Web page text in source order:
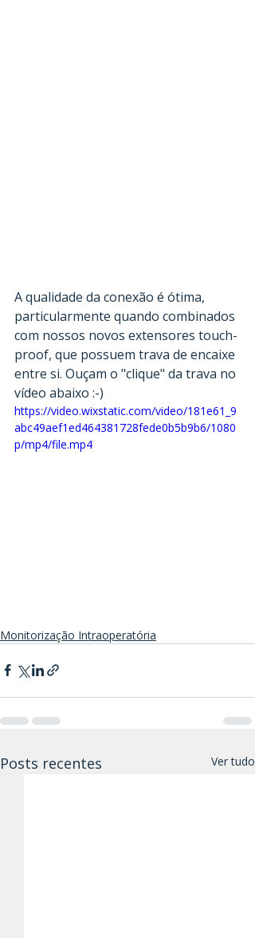
A qualidade da conexão é ótima,
particularmente quando combinados
com nossos novos extensores touch-
proof, que possuem trava de encaixe
entre si. Ouçam o "clique" da trava no
vídeo abaixo :-)
https://video.wixstatic.com/video/181e61_9
abc49aef1ed464381728fede0b5b9b6/1080
p/mp4/file.mp4
Monitorização Intraoperatória
Posts recentes Ver tudo